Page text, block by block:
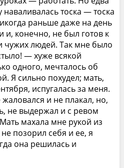
наваливалась тоска — тоска
раньше даже на день
и, конечно, не был готов к
чужих людей. Так мне было
— хуже всякой
одного, мечталось об
Я сильно похудел; мать,
испугалась за меня.
и не плакал, но,
не выдержал и с ревом
махала мне рукой из
позорил себя и ее, я
она решилась и